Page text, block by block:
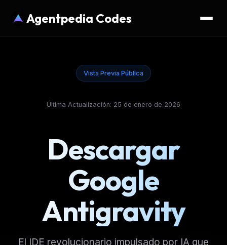
Agentpedia Codes
Vista Previa Pública
Última Actualización: 25 de enero de 2026
Descargar
Google
Antigravity
El IDE revolucionario impulsado por IA que